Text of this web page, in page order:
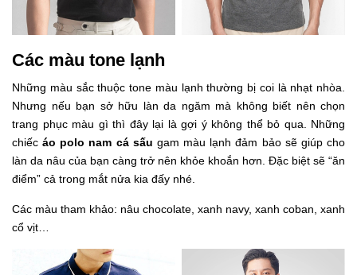
Các màu tone lạnh
Những màu sắc thuộc tone màu lạnh thường bị coi là nhạt nhòa.
Nhưng nếu bạn sở hữu làn da ngăm mà không biết nên chọn
trang phục màu gì thì đây lại là gợi ý không thể bỏ qua. Những
chiếcáo polo nam cá sấu gam màu lạnh đảm bảo sẽ giúp cho
làn da nâu của bạn càng trở nên khỏe khoắn hơn. Đặc biệt sẽ “ăn
điểm” cả trong mắt nửa kia đấy nhé.
Các màu tham khảo: nâu chocolate, xanh navy, xanh coban, xanh
cổ vịt…